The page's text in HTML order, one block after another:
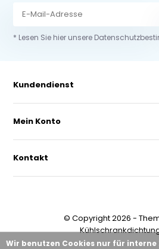
* Lesen Sie hier unsere
Kundendienst
Mein Konto
Kontakt
© Copyright 2026 -
Wir benutzen Cookies nur für interne